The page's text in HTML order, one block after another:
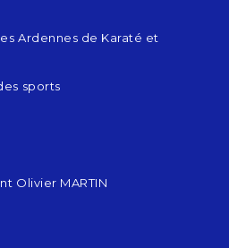
Ardennes de Karaté et
sports
Olivier MARTIN